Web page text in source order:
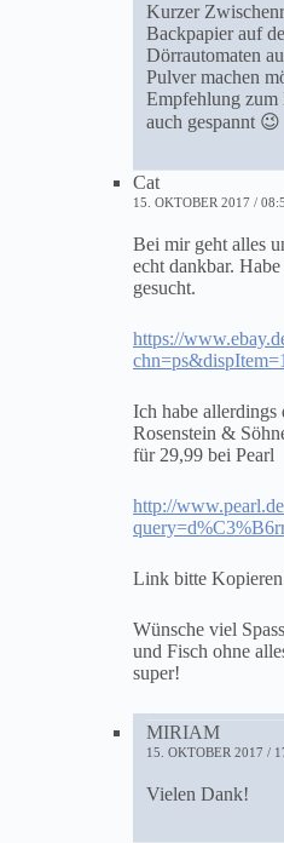
Kurzer
Backpapier auf
Dörrautomaten
Pulver machen
Empfehlung zum
auch gespannt 😉
Cat
15. OKTOBER 2017 /
Bei mir geht alles
echt dankbar.
gesucht.
https://
chn=ps&dispItem=1
Ich habe allerdings
Rosenstein &
für 29,99 bei Pearl
http://
Link bitte
Wünsche viel
und Fisch ohne
super!
MIRIAM
15. OKTOBER 2017 /
Vielen Dank!